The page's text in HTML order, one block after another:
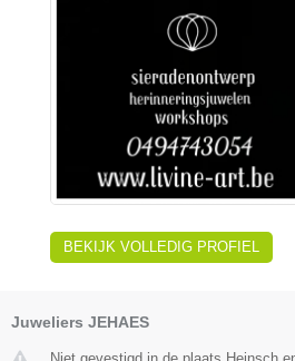
BEKIJK VOLLEDIG PROFIEL
Juweliers JEHAES